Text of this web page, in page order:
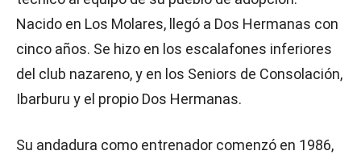
Nacido en Los Molares, llegó a Dos Hermanas con
cinco años. Se hizo en los escalafones inferiores
del club nazareno, y en los Seniors de Consolación,
Ibarburu y el propio Dos Hermanas.
Su andadura como entrenador comenzó en 1986,